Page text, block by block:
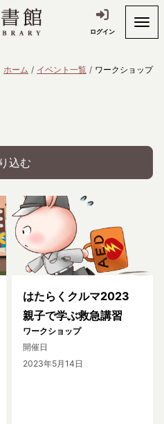
ログイン
ホーム イベント一覧 ワークショップ
込む
はたらくクルマ2023
親子で学ぶ救急講習
ワークショップ
開催日
2023年5月14日